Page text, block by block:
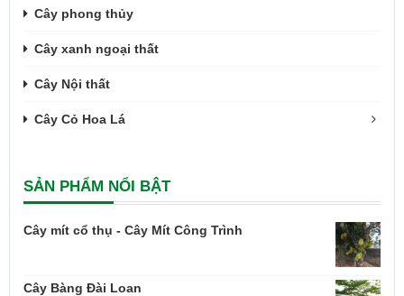
Cây phong thủy
Cây xanh ngoại thất
Cây Nội thất
Cây Cỏ Hoa Lá
SẢN PHẨM NỔI BẬT
Cây mít cổ thụ - Cây Mít Công Trình
Cây Bàng Đài Loan